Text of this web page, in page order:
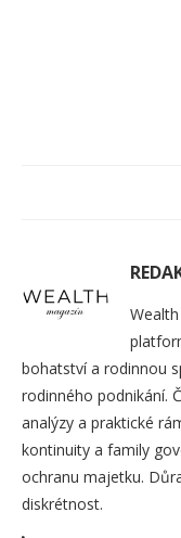
bohatství a rodinnou
rodinného podnikání.
analýzy a praktické
kontinuity a family
ochranu majetku.
diskrétnost.